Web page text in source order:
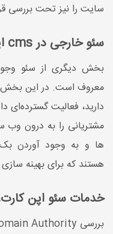
سایت را نیز تحت بررسی
سئو خارجی در cms اپن کارت
بخش دیگری از سئو
معروف است. در این بخش،
دارید، فعالیت گسترده‌ای
مشتریانی را به درون
ها و به وجود آوردن
هستند که برای بهینه
خدمات سئو اپن